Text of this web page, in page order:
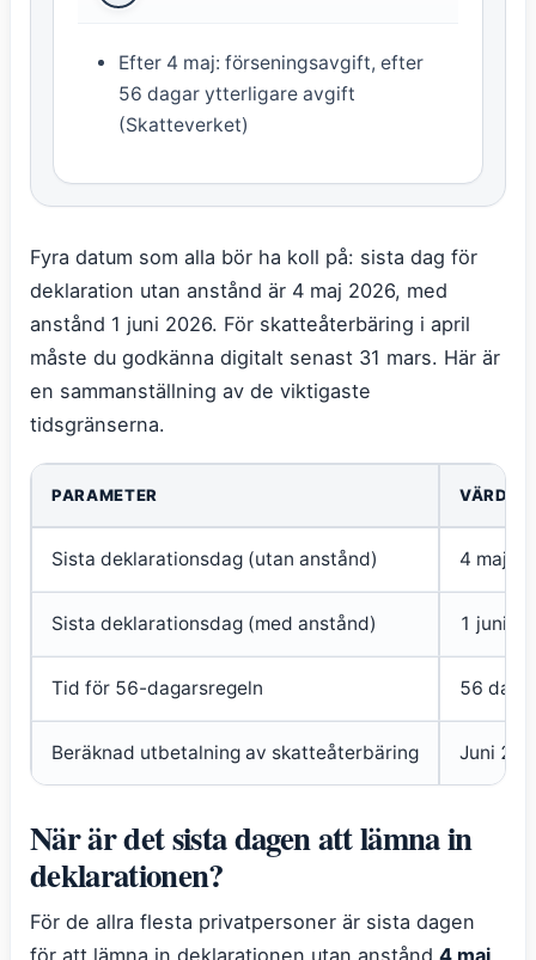
Efter 4 maj: förseningsavgift, efter
56 dagar ytterligare avgift
(Skatteverket)
Fyra datum som alla bör ha koll på: sista dag för
deklaration utan anstånd är 4 maj 2026, med
anstånd 1 juni 2026. För skatteåterbäring i april
måste du godkänna digitalt senast 31 mars. Här är
en sammanställning av de viktigaste
tidsgränserna.
PARAMETER VÄRDE
Sista deklarationsdag (utan anstånd) 4 maj
Sista deklarationsdag (med anstånd) 1 juni
Tid för 56-dagarsregeln 56
Beräknad utbetalning av skatteåterbäring Juni
När är det sista dagen att lämna in
deklarationen?
För de allra flesta privatpersoner är sista dagen
för att lämna in deklarationen utan anstånd 4 maj